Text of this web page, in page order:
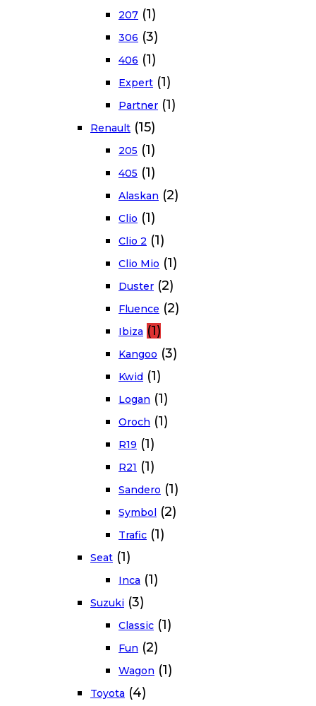
207 (1)
306 (3)
406 (1)
Expert (1)
Partner (1)
Renault (15)
205 (1)
405 (1)
Alaskan (2)
Clio (1)
Clio 2 (1)
Clio Mio (1)
Duster (2)
Fluence (2)
Ibiza (1)
Kangoo (3)
Kwid (1)
Logan (1)
Oroch (1)
R19 (1)
R21 (1)
Sandero (1)
Symbol (2)
Trafic (1)
Seat (1)
Inca (1)
Suzuki (3)
Classic (1)
Fun (2)
Wagon (1)
Toyota (4)